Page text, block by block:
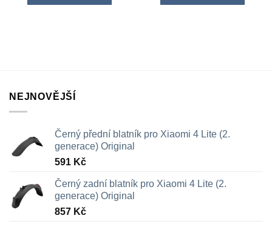
NEJNOVĚJŠÍ
Černý přední blatník pro Xiaomi 4 Lite (2.
generace) Original
591 Kč
Černý zadní blatník pro Xiaomi 4 Lite (2.
generace) Original
857 Kč